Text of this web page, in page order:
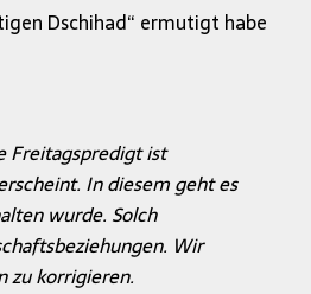
Dschihad“ ermutigt habe
Freitagspredigt ist
In diesem geht es
wurde. Solch
Wir
zu korrigieren.‌